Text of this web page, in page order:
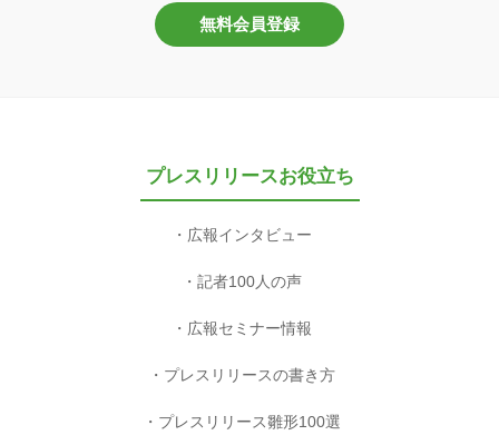
無料会員登録
プレスリリースお役立ち
広報インタビュー
記者100人の声
広報セミナー情報
プレスリリースの書き方
プレスリリース雛形100選